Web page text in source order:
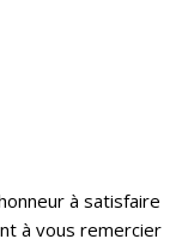
à satisfaire
à vous remercier